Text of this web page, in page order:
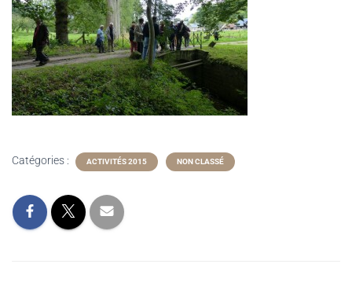
Catégories : ACTIVITÉS 2015 NON CLASSÉ